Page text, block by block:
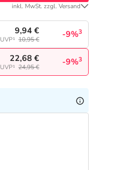
inkl. MwSt. zzgl. Versand
9,94 €
UVP¹ 10,95 € -9%3
22,68 €
UVP¹ 24,95 € -9%3